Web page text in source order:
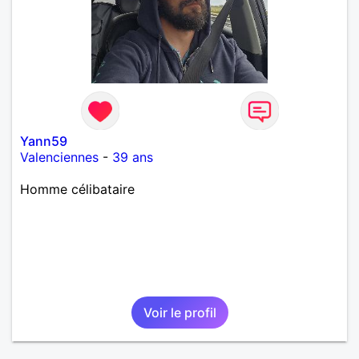
Yann59
Valenciennes - 39 ans
Homme célibataire
Voir le profil